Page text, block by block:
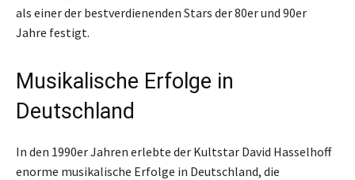
als einer der bestverdienenden Stars der 80er und 90er
Jahre festigt.
Musikalische Erfolge in
Deutschland
In den 1990er Jahren erlebte der Kultstar David Hasselhoff
enorme musikalische Erfolge in Deutschland, die